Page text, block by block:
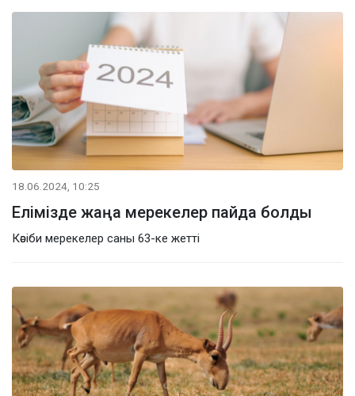
18.06.2024, 10:25
Елімізде жаңа мерекелер пайда болды
Кәсіби мерекелер саны 63-ке жетті